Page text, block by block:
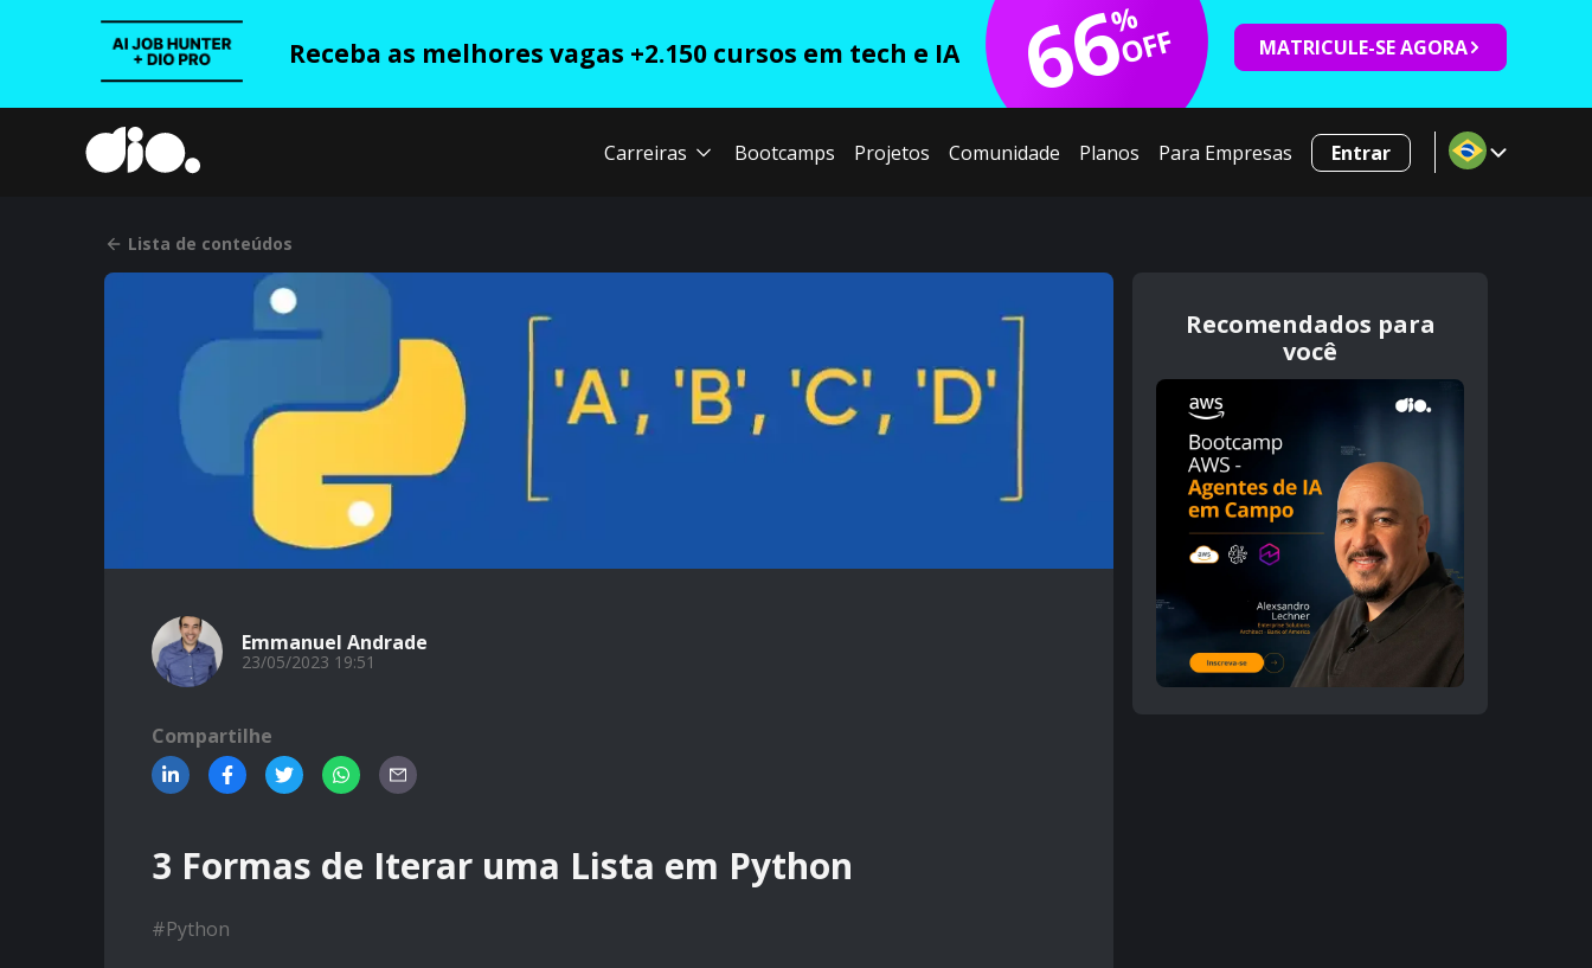
Receba as melhores vagas +2.150 cursos em tech e IA 66
%
OFF MATRICULE-SE AGORA
Carreiras Bootcamps Projetos Comunidade Planos Para Empresas Entrar
Lista de conteúdos
Emmanuel Andrade
23/05/2023 19:51
Compartilhe
3 Formas de Iterar uma Lista em Python
#Python
Recomendados para
você